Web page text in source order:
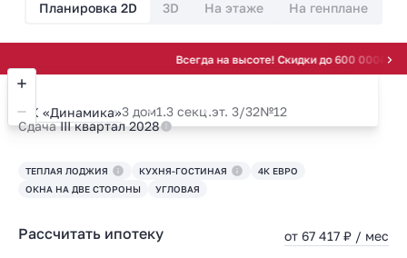
Всегда на высоте! Скидки до 600 000₽ на
Планировка 2D 3D На этаже На генплане
ЖК «Динамика»3 дом1.3 секц.эт. 3/32№12
СдачаIII квартал 2028
ТЕПЛАЯ ЛОДЖИЯ КУХНЯ-ГОСТИНАЯ
4К ЕВРО
ОКНА НА ДВЕ СТОРОНЫ
УГЛОВАЯ
Рассчитать ипотеку от 67 417 ₽ / мес